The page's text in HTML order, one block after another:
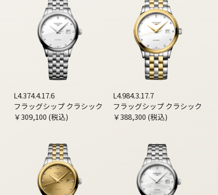
L4.374.4.17.6
フラッグシップ クラシック
￥309,100 (税込)
L4.984.3.17.7
フラッグシップ クラシック
￥388,300 (税込)